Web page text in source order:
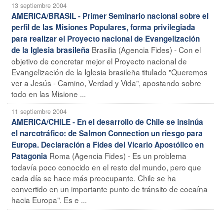
13 septiembre 2004
AMERICA/BRASIL - Primer Seminario nacional sobre el
perfil de las Misiones Populares, forma privilegiada
para realizar el Proyecto nacional de Evangelización
de la Iglesia brasileña Brasilia (Agencia Fides) - Con el
objetivo de concretar mejor el Proyecto nacional de
Evangelización de la Iglesia brasileña titulado "Queremos
ver a Jesús - Camino, Verdad y Vida", apostando sobre
todo en las Misione ...
11 septiembre 2004
AMERICA/CHILE - En el desarrollo de Chile se insinúa
el narcotráfico: de Salmon Connection un riesgo para
Europa. Declaración a Fides del Vicario Apostólico en
Patagonia Roma (Agencia Fides) - Es un problema
todavía poco conocido en el resto del mundo, pero que
cada día se hace más preocupante. Chile se ha
convertido en un importante punto de tránsito de cocaína
hacia Europa". Es e ...